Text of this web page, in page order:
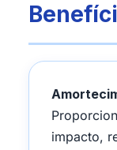
impacto,